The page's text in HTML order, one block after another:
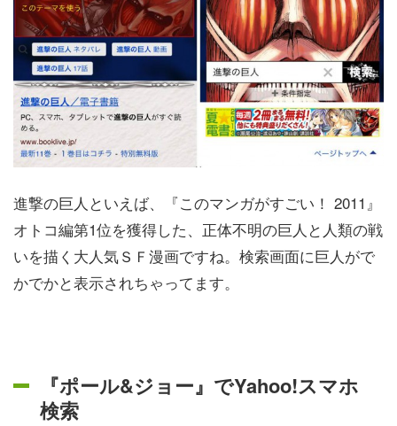
進撃の巨人といえば、『このマンガがすごい！ 2011』
オトコ編第1位を獲得した、正体不明の巨人と人類の戦
いを描く大人気ＳＦ漫画ですね。検索画面に巨人がで
かでかと表示されちゃってます。
『ポール&ジョー』でYahoo!スマホ
検索